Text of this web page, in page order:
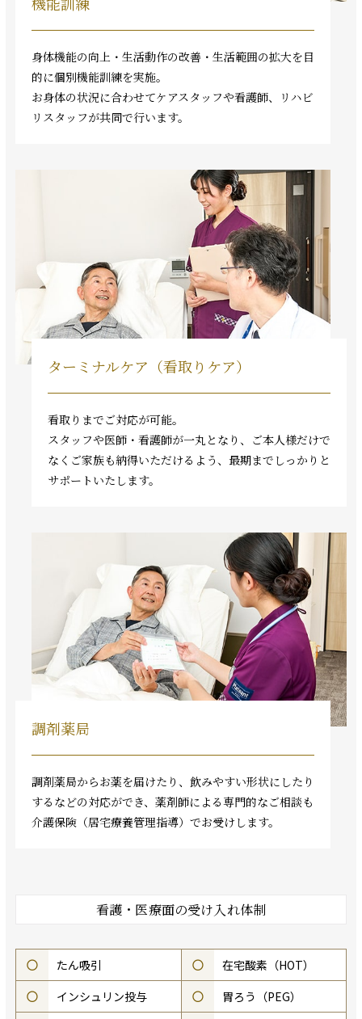
身体機能の向上・生活動作の改善・生活範囲の拡大を目
的に個別機能訓練を実施。
お身体の状況に合わせてケアスタッフや看護師、リハビ
リスタッフが共同で行います。
ターミナルケア（看取りケア）
看取りまでご対応が可能。
スタッフや医師・看護師が一丸となり、ご本人様だけで
なくご家族も納得いただけるよう、最期までしっかりと
サポートいたします。
調剤薬局
調剤薬局からお薬を届けたり、飲みやすい形状にしたり
するなどの対応ができ、薬剤師による専門的なご相談も
介護保険（居宅療養管理指導）でお受けします。
看護・医療面の受け入れ体制
○ たん吸引 ○
在宅酸素（HOT）
○
インシュリン投与 ○
胃ろう（PEG）